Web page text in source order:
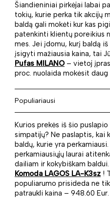
Šiandieniniai pirkėjai labai
tokių, kurie perka tik akcijų
baldą gali mokėti kur kas
patenkinti klientų poreikius
mes. Jei įdomu, kurį baldą
įsigyti mažiausia kaina, tai
Pufas MILANO– vietoj
proc. nuolaida mokėsit daug
Populiariausi
Kurios prekės iš šio
simpatijų? Ne paslaptis, kai
baldų, kurie yra
perkamiausiųjų laurai
dailiam ir kokybiškam
Komoda LAGOS LA-K3sz !
populiarumo prisideda ne
patraukli kaina – 948.60 Eur.